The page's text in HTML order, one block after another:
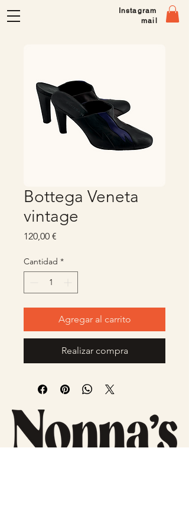
Instagram
mail
Bottega Veneta
vintage
120,00 €
Cantidad *
Agregar al carrito
Realizar compra